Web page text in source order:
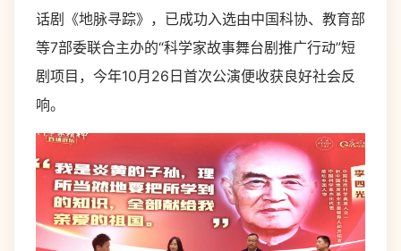
话剧《地脉寻踪》，已成功入选由中国科协、教育部
等7部委联合主办的“科学家故事舞台剧推广行动”短
剧项目，今年10月26日首次公演便收获良好社会反
响。